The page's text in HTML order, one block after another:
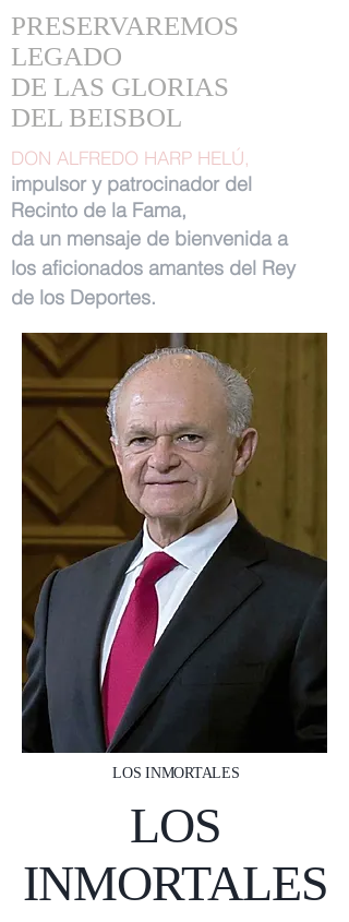
PRESERVAREMOS
LEGADO
DE LAS GLORIAS
DEL BEISBOL
DON ALFREDO HARP HELÚ,
impulsor y patrocinador del
Recinto de la Fama,
da un mensaje de bienvenida a
los aficionados amantes del Rey
de los Deportes.
LOS INMORTALES
LOS
INMORTALES